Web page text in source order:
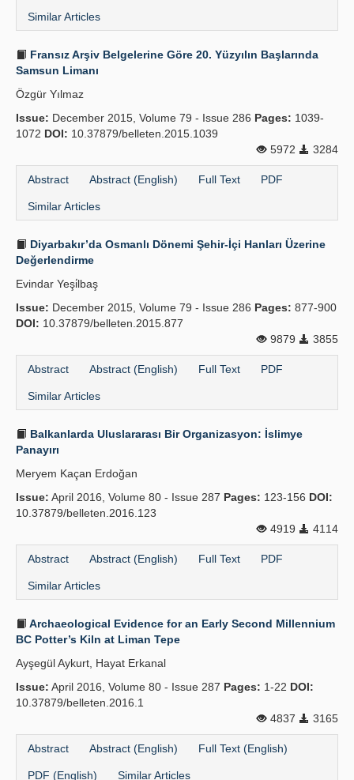
Similar Articles
Fransız Arşiv Belgelerine Göre 20. Yüzyılın Başlarında
Samsun Limanı
Özgür Yılmaz
Issue: December 2015, Volume 79 - Issue 286 Pages: 1039-
1072 DOI: 10.37879/belleten.2015.1039
5972
3284
Abstract Abstract (English) Full Text PDF
Similar Articles
Diyarbakır’da Osmanlı Dönemi Şehir-İçi Hanları Üzerine
Değerlendirme
Evindar Yeşi̇lbaş
Issue: December 2015, Volume 79 - Issue 286 Pages: 877-900
DOI: 10.37879/belleten.2015.877
9879
3855
Abstract Abstract (English) Full Text PDF
Similar Articles
Balkanlarda Uluslararası Bir Organizasyon: İslimye
Panayırı
Meryem Kaçan Erdoğan
Issue: April 2016, Volume 80 - Issue 287 Pages: 123-156 DOI:
10.37879/belleten.2016.123
4919
4114
Abstract Abstract (English) Full Text PDF
Similar Articles
Archaeological Evidence for an Early Second Millennium
BC Potter’s Kiln at Liman Tepe
Ayşegül Aykurt, Hayat Erkanal
Issue: April 2016, Volume 80 - Issue 287 Pages: 1-22 DOI:
10.37879/belleten.2016.1
4837
3165
Abstract Abstract (English) Full Text (English)
PDF (English) Similar Articles